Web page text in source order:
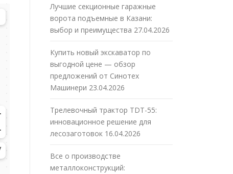
Лучшие секционные гаражные
ворота подъемные в Казани:
выбор и преимущества 27.04.2026
Купить новый экскаватор по
выгодной цене — обзор
предложений от Синотех
Машинери 23.04.2026
Трелевочный трактор TDT-55:
инновационное решение для
лесозаготовок 16.04.2026
Все о производстве
металлоконструкций: